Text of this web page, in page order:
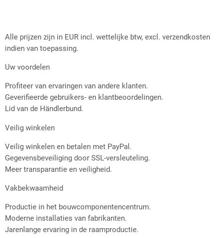
Alle prijzen zijn in EUR incl. wettelijke btw, excl. verzendkosten
indien van toepassing.
Uw voordelen
Profiteer van ervaringen van andere klanten.
Geverifieerde gebruikers- en klantbeoordelingen.
Lid van de Händlerbund.
Veilig winkelen
Veilig winkelen en betalen met PayPal.
Gegevensbeveiliging door SSL-versleuteling.
Meer transparantie en veiligheid.
Vakbekwaamheid
Productie in het bouwcomponentencentrum.
Moderne installaties van fabrikanten.
Jarenlange ervaring in de raamproductie.